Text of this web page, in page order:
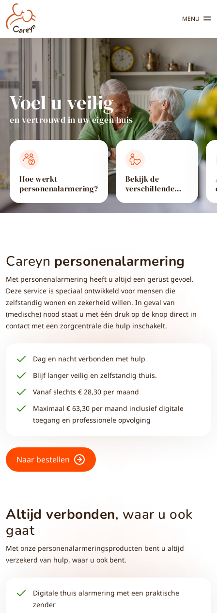
MENU
Voel u veilig
en vertrouwd in uw eigen huis
Hoe werkt
personenalarmering?
Bekijk de
verschillende
Careyn personenalarmering
Met personenalarmering heeft u altijd een gerust gevoel.
Deze service is speciaal ontwikkeld voor mensen die
zelfstandig wonen en zekerheid willen. In geval van
(medische) nood staat u met één druk op de knop direct in
contact met een zorgcentrale die hulp inschakelt.
Dag en nacht verbonden met hulp
Blijf langer veilig en zelfstandig thuis.
Vanaf slechts € 28,30 per maand
Maximaal € 63,30 per maand inclusief digitale
toegang en professionele opvolging
Naar bestellen
Altijd verbonden, waar u ook
gaat
Met onze personenalarmeringsproducten bent u altijd
verzekerd van hulp, waar u ook bent.
Digitale thuis alarmering met een praktische
zender